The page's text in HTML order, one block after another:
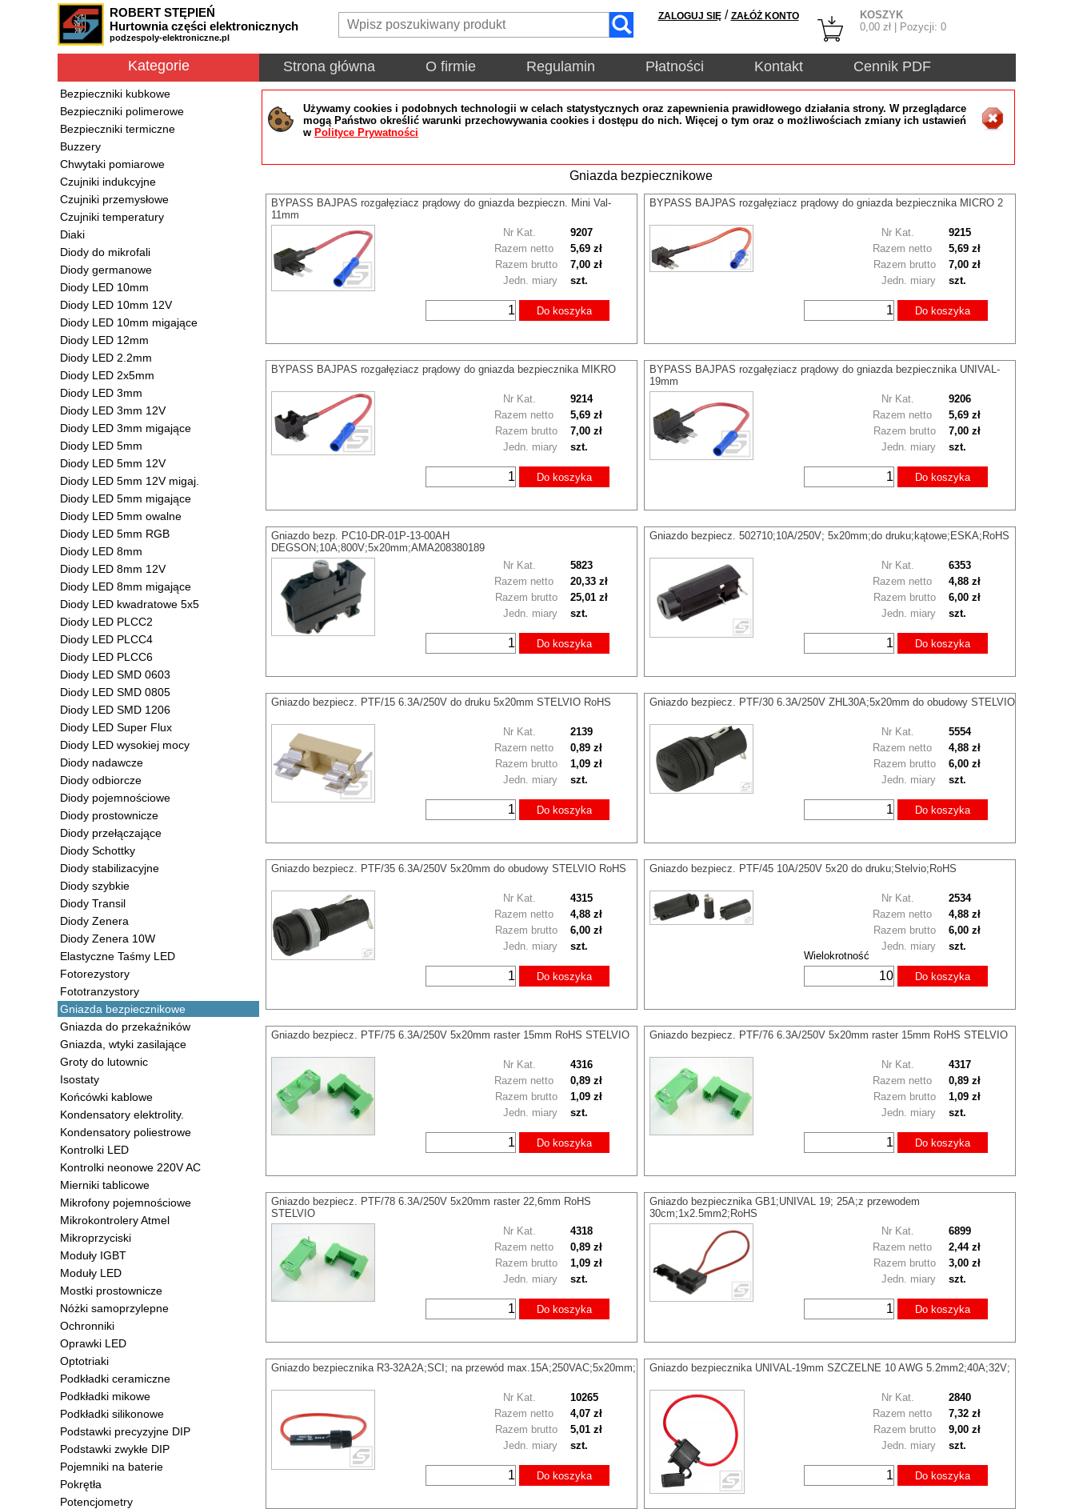
KOSZYK
0,00 zł | Pozycji: 0
Strona główna O firmie Regulamin Płatności Kontakt Cennik PDF
ROBERT STĘPIEŃ
Hurtownia części elektronicznych
podzespoly-elektroniczne.pl
ZALOGUJ SIĘ/ ZAŁÓŻ KONTO
Kategorie
Bezpieczniki kubkowe
Bezpieczniki polimerowe
Bezpieczniki termiczne
Buzzery
Chwytaki pomiarowe
Czujniki indukcyjne
Czujniki przemysłowe
Czujniki temperatury
Diaki
Diody do mikrofali
Diody germanowe
Diody LED 10mm
Diody LED 10mm 12V
Diody LED 10mm migające
Diody LED 12mm
Diody LED 2.2mm
Diody LED 2x5mm
Diody LED 3mm
Diody LED 3mm 12V
Diody LED 3mm migające
Diody LED 5mm
Diody LED 5mm 12V
Diody LED 5mm 12V migaj.
Diody LED 5mm migające
Diody LED 5mm owalne
Diody LED 5mm RGB
Diody LED 8mm
Diody LED 8mm 12V
Diody LED 8mm migające
Diody LED kwadratowe 5x5
Diody LED PLCC2
Diody LED PLCC4
Diody LED PLCC6
Diody LED SMD 0603
Diody LED SMD 0805
Diody LED SMD 1206
Diody LED Super Flux
Diody LED wysokiej mocy
Diody nadawcze
Diody odbiorcze
Diody pojemnościowe
Diody prostownicze
Diody przełączające
Diody Schottky
Diody stabilizacyjne
Diody szybkie
Diody Transil
Diody Zenera
Diody Zenera 10W
Elastyczne Taśmy LED
Fotorezystory
Fototranzystory
Gniazda bezpiecznikowe
Gniazda do przekaźników
Gniazda, wtyki zasilające
Groty do lutownic
Isostaty
Końcówki kablowe
Kondensatory elektrolity.
Kondensatory poliestrowe
Kontrolki LED
Kontrolki neonowe 220V AC
Mierniki tablicowe
Mikrofony pojemnościowe
Mikrokontrolery Atmel
Mikroprzyciski
Moduły IGBT
Moduły LED
Mostki prostownicze
Nóżki samoprzylepne
Ochronniki
Oprawki LED
Optotriaki
Podkładki ceramiczne
Podkładki mikowe
Podkładki silikonowe
Podstawki precyzyjne DIP
Podstawki zwykłe DIP
Pojemniki na baterie
Pokrętła
Potencjometry
Używamy cookies i podobnych technologii w celach statystycznych oraz zapewnienia prawidłowego działania strony. W przeglądarce
mogą Państwo określić warunki przechowywania cookies i dostępu do nich. Więcej o tym oraz o możliwościach zmiany ich ustawień
w Polityce Prywatności
Gniazda bezpiecznikowe
BYPASS BAJPAS rozgałęziacz prądowy do gniazda bezpieczn. Mini Val-
11mm
Nr Kat.
9207
Razem brutto 7,00 zł
Razem netto 5,69 zł
Jedn. miary szt.
Do koszyka
BYPASS BAJPAS rozgałęziacz prądowy do gniazda bezpiecznika MICRO 2
Nr Kat. 9215
Razem brutto 7,00 zł
Razem netto 5,69 zł
Jedn. miary szt.
Do koszyka
BYPASS BAJPAS rozgałęziacz prądowy do gniazda bezpiecznika MIKRO
Nr Kat. 9214
Razem brutto 7,00 zł
Razem netto 5,69 zł
Jedn. miary szt.
Do koszyka
BYPASS BAJPAS rozgałęziacz prądowy do gniazda bezpiecznika UNIVAL-
19mm
Nr Kat.
9206
Razem brutto 7,00 zł
Razem netto 5,69 zł
Jedn. miary szt.
Do koszyka
Gniazdo bezp. PC10-DR-01P-13-00AH
DEGSON;10A;800V;5x20mm;AMA208380189
Nr Kat.
5823
Razem brutto 25,01 zł
Razem netto 20,33 zł
Jedn. miary szt.
Do koszyka
Gniazdo bezpiecz. 502710;10A/250V; 5x20mm;do druku;kątowe;ESKA;RoHS
Nr Kat. 6353
Razem brutto 6,00 zł
Razem netto 4,88 zł
Jedn. miary szt.
Do koszyka
Gniazdo bezpiecz. PTF/15 6.3A/250V do druku 5x20mm STELVIO RoHS
Nr Kat. 2139
Razem brutto 1,09 zł
Razem netto 0,89 zł
Jedn. miary szt.
Do koszyka
Gniazdo bezpiecz. PTF/30 6.3A/250V ZHL30A;5x20mm do obudowy STELVIO
Nr Kat. 5554
Razem brutto 6,00 zł
Razem netto 4,88 zł
Jedn. miary szt.
Do koszyka
Gniazdo bezpiecz. PTF/35 6.3A/250V 5x20mm do obudowy STELVIO RoHS
Nr Kat. 4315
Razem brutto 6,00 zł
Razem netto 4,88 zł
Jedn. miary szt.
Do koszyka
Gniazdo bezpiecz. PTF/45 10A/250V 5x20 do druku;Stelvio;RoHS
Wielokrotność
Nr Kat. 2534
Razem brutto 6,00 zł
Razem netto 4,88 zł
Jedn. miary szt.
Do koszyka
Gniazdo bezpiecz. PTF/75 6.3A/250V 5x20mm raster 15mm RoHS STELVIO
Nr Kat. 4316
Razem brutto 1,09 zł
Razem netto 0,89 zł
Jedn. miary szt.
Do koszyka
Gniazdo bezpiecz. PTF/76 6.3A/250V 5x20mm raster 15mm RoHS STELVIO
Nr Kat. 4317
Razem brutto 1,09 zł
Razem netto 0,89 zł
Jedn. miary szt.
Do koszyka
Gniazdo bezpiecz. PTF/78 6.3A/250V 5x20mm raster 22,6mm RoHS
STELVIO
Nr Kat.
4318
Razem brutto 1,09 zł
Razem netto 0,89 zł
Jedn. miary szt.
Do koszyka
Gniazdo bezpiecznika GB1;UNIVAL 19; 25A;z przewodem
30cm;1x2.5mm2;RoHS
Nr Kat.
6899
Razem brutto 3,00 zł
Razem netto 2,44 zł
Jedn. miary szt.
Do koszyka
Gniazdo bezpiecznika R3-32A2A;SCI; na przewód max.15A;250VAC;5x20mm;
Nr Kat. 10265
Razem brutto 5,01 zł
Razem netto 4,07 zł
Jedn. miary szt.
Do koszyka
Gniazdo bezpiecznika UNIVAL-19mm SZCZELNE 10 AWG 5.2mm2;40A;32V;
Nr Kat. 2840
Razem brutto 9,00 zł
Razem netto 7,32 zł
Jedn. miary szt.
Do koszyka